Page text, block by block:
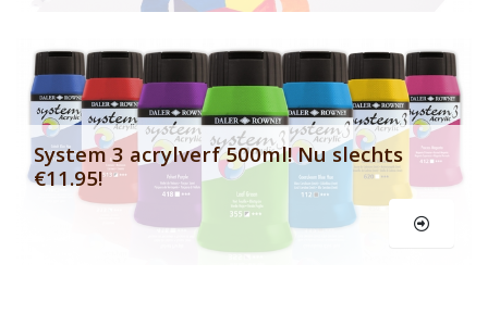
System 3 acrylverf 500ml! Nu slechts
€11.95!